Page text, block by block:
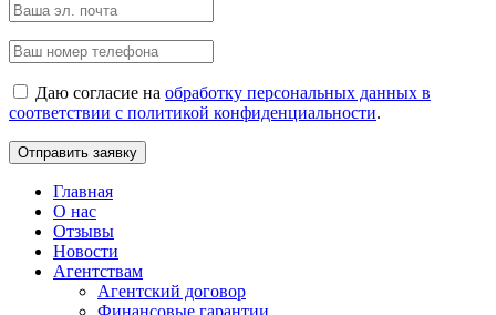
Даю согласие на обработку персональных данных в
соответствии с политикой конфиденциальности.
Главная
О нас
Отзывы
Новости
Агентствам
Агентский договор
Финансовые гарантии